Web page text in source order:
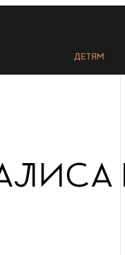
ДЕТЯМ
В